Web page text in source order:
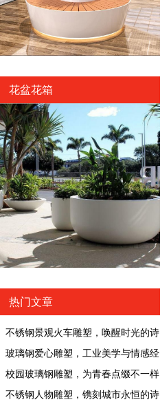
花盆花箱
热门文章
不锈钢景观火车雕塑，唤醒时光的诗
意漫游!
玻璃钢爱心雕塑，工业美学与情感经
济交融的时代!
校园玻璃钢雕塑，为青春点缀不一样
的色彩!
不锈钢人物雕塑，镌刻城市永恒的诗